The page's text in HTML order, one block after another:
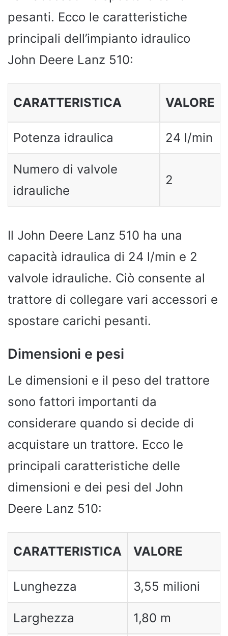
pesanti. Ecco le caratteristiche
principali dell’impianto idraulico
John Deere Lanz 510:
CARATTERISTICA VALORE
Potenza idraulica 24 l/min
Numero di valvole
idrauliche
2
Il John Deere Lanz 510 ha una
capacità idraulica di 24 l/min e 2
valvole idrauliche. Ciò consente al
trattore di collegare vari accessori e
spostare carichi pesanti.
Dimensioni e pesi
Le dimensioni e il peso del trattore
sono fattori importanti da
considerare quando si decide di
acquistare un trattore. Ecco le
principali caratteristiche delle
dimensioni e dei pesi del John
Deere Lanz 510:
CARATTERISTICA VALORE
Lunghezza 3,55 milioni
Larghezza 1,80 m